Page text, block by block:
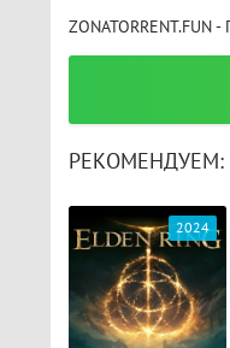
ZONATORRENT.FUN
РЕКОМЕНДУЕМ:
2024